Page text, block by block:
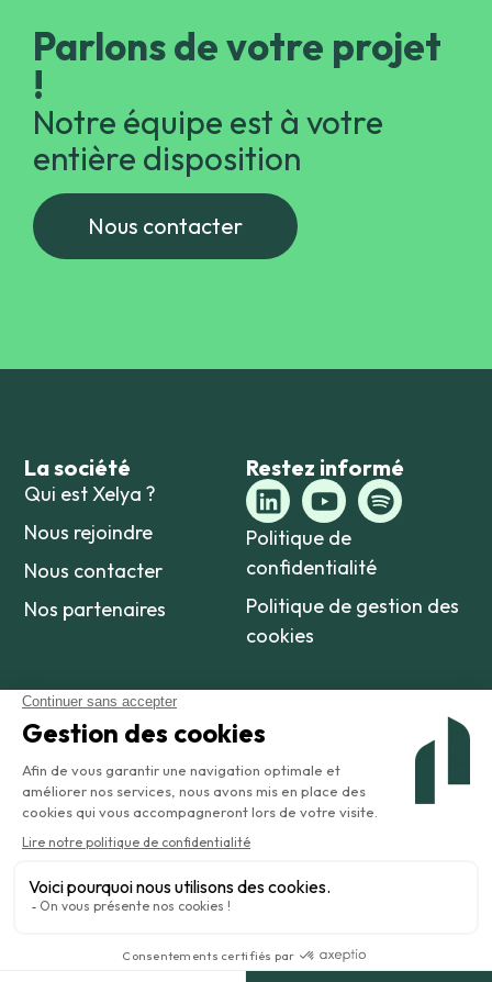
Parlons de votre projet
!
Notre équipe est à votre
entière disposition
Nous contacter
La société
Qui est Xelya ?
Nous rejoindre
Nous contacter
Nos partenaires
Restez informé
Politique de
confidentialité
Politique de gestion des
cookies